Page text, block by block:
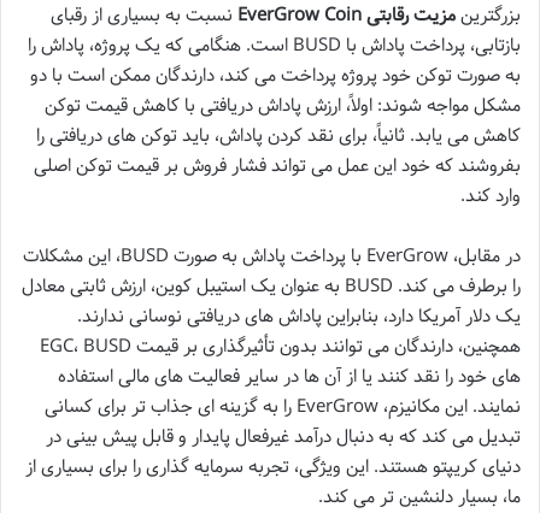
بزرگترینمزیت رقابتی EverGrow Coin
نسبت به بسیاری از رقبای
بازتابی، پرداخت پاداش با BUSD است. هنگامی که یک پروژه، پاداش را
به صورت توکن خود پروژه پرداخت می کند، دارندگان ممکن است با دو
مشکل مواجه شوند: اولاً، ارزش پاداش دریافتی با کاهش قیمت توکن
کاهش می یابد. ثانیاً، برای نقد کردن پاداش، باید توکن های دریافتی را
بفروشند که خود این عمل می تواند فشار فروش بر قیمت توکن اصلی
وارد کند.
در مقابل، EverGrow با پرداخت پاداش به صورت BUSD، این مشکلات
را برطرف می کند. BUSD به عنوان یک استیبل کوین، ارزش ثابتی معادل
یک دلار آمریکا دارد، بنابراین پاداش های دریافتی نوسانی ندارند.
همچنین، دارندگان می توانند بدون تأثیرگذاری بر قیمت EGC، BUSD
های خود را نقد کنند یا از آن ها در سایر فعالیت های مالی استفاده
نمایند. این مکانیزم، EverGrow را به گزینه ای جذاب تر برای کسانی
تبدیل می کند که به دنبال درآمد غیرفعال پایدار و قابل پیش بینی در
دنیای کریپتو هستند. این ویژگی، تجربه سرمایه گذاری را برای بسیاری از
ما، بسیار دلنشین تر می کند.